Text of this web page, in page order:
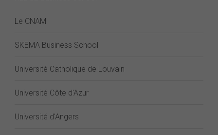
Le CNAM
SKEMA Business School
Université Catholique de Louvain
Université Côte d'Azur
Université d'Angers